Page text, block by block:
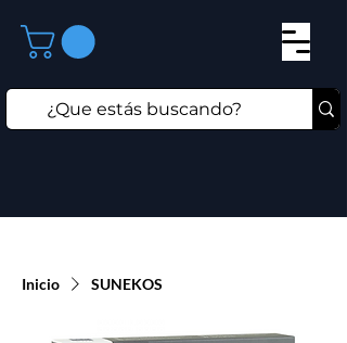
Inicio SUNEKOS